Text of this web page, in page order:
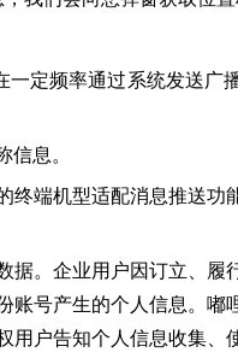
定频率通过系统发送广
息。
端机型适配消息推送功
据。企业用户因订立、
号产生的个人信息。嘟
户告知个人信息收集